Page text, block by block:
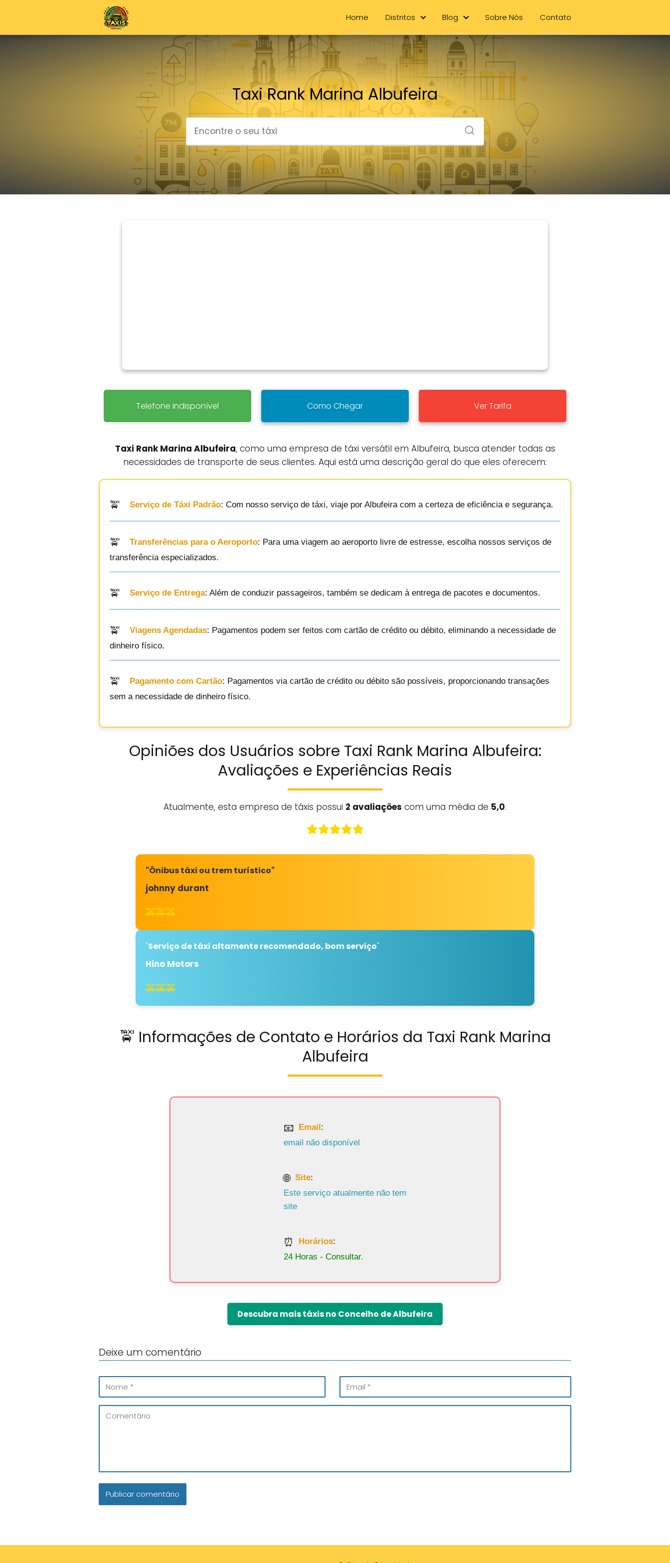
Home Distritos Blog Sobre Nós Contato
Taxi Rank Marina Albufeira
Telefone Indisponível Como Chegar Ver Tarifa
Taxi Rank Marina Albufeira, como uma empresa de táxi versátil em Albufeira, busca atender todas as
necessidades de transporte de seus clientes. Aqui está uma descrição geral do que eles oferecem:
Serviço de Táxi Padrão: Com nosso serviço de táxi, viaje por Albufeira com a certeza de eficiência e segurança.
Transferências para o Aeroporto: Para uma viagem ao aeroporto livre de estresse, escolha nossos serviços de
transferência especializados.
Serviço de Entrega: Além de conduzir passageiros, também se dedicam à entrega de pacotes e documentos.
Viagens Agendadas: Pagamentos podem ser feitos com cartão de crédito ou débito, eliminando a necessidade de
dinheiro físico.
Pagamento com Cartão: Pagamentos via cartão de crédito ou débito são possíveis, proporcionando transações
sem a necessidade de dinheiro físico.
Opiniões dos Usuários sobre Taxi Rank Marina Albufeira:
Avaliações e Experiências Reais
Atualmente, esta empresa de táxis possui 2 avaliações com uma média de 5,0.
"Ônibus táxi ou trem turístico"
johnny durant
🚕🚕🚕
"Serviço de táxi altamente recomendado, bom serviço"
Hino Motors
🚕🚕🚕
🚖 Informações de Contato e Horários da Taxi Rank Marina
Albufeira
Email :
email não disponível
Site:
Este serviço atualmente não tem
site
Horários:
24 Horas - Consultar.
Descubra mais táxis no Concelho de Albufeira
Deixe um comentário